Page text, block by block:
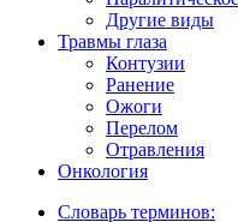
Другие виды
Травмы глаза
Контузии
Ранениe
Ожоги
Перелом
Отравления
Онкология
Словарь терминов: